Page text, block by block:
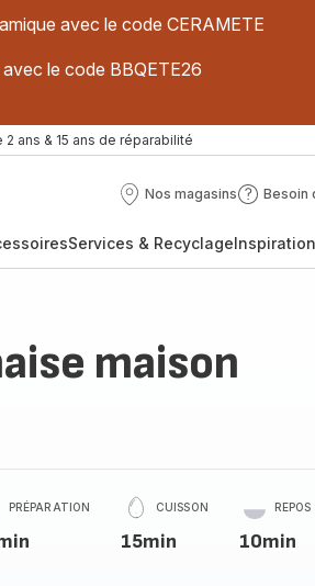
avec le code CERAMETE
le code BBQETE26
2 ans & 15 ans de réparabilité
Nos magasins
Nos
Besoin
Besoin
?
Services & Recyclage
maison
PRÉPARATION CUISSON
15min
REPOS
10min